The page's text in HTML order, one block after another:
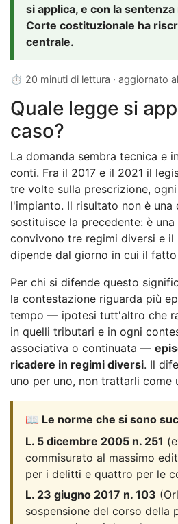
si applica, e con la
Corte costituzionale ha
centrale.
⏱ 20 minuti di lettura · aggiornato al
Quale legge si
caso?
La domanda sembra tecnica e
conti. Fra il 2017 e il 2021 il
tre volte sulla prescrizione,
l'impianto. Il risultato non è una
sostituisce la precedente: è una
convivono tre regimi diversi e il
dipende dal giorno in cui il
Per chi si difende questo
la contestazione riguarda più
tempo — ipotesi tutt'altro che
in quelli tributari e in ogni
associativa o continuata —
ricadere in regimi diversi. Il
uno per uno, non trattarli come
📖 Le norme che si sono
L. 5 dicembre 2005 n. 251
commisurato al massimo
per i delitti e quattro per le
L. 23 giugno 2017 n. 103
sospensione del corso della